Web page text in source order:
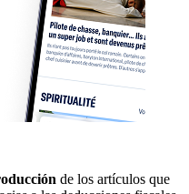
de los artículos que